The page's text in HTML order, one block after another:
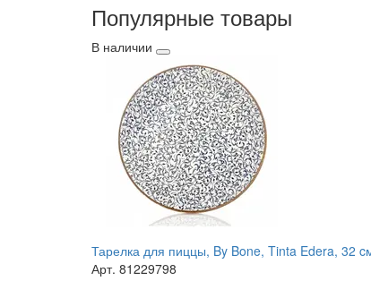
Популярные товары
В наличии
Тарелка для пиццы, By Bone, Tinta Edera, 32
Арт. 81229798